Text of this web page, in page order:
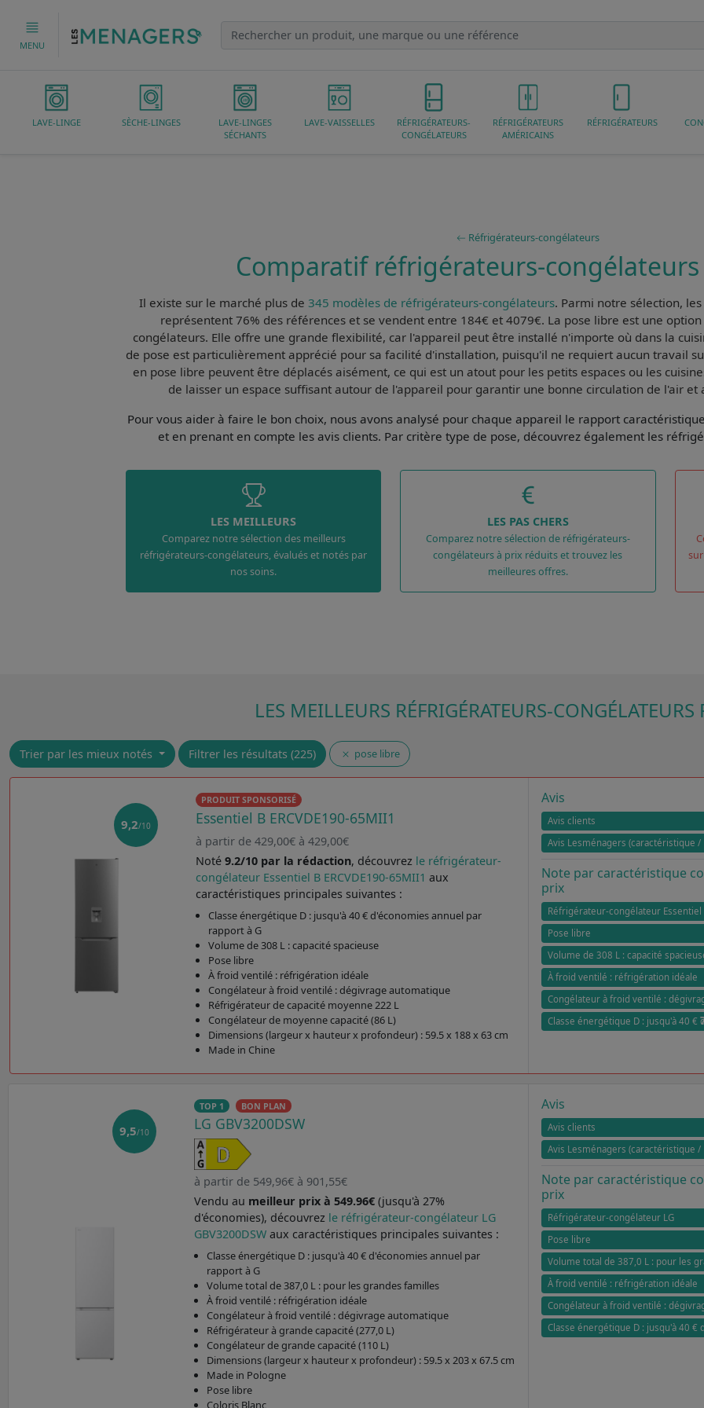
MENU
LAVE-LINGE SÈCHE-LINGES
LAVE-LINGES
SÉCHANTS
LAVE-VAISSELLES
RÉFRIGÉRATEURS-
CONGÉLATEURS
RÉFRIGÉRATEURS
AMÉRICAINS
RÉFRIGÉRATEURS
Réfrigérateurs-congélateurs
Comparatif réfrigérateurs-
Il existe sur le marché plus de 345 modèles de réfrigérateurs-congélateurs. Parmi notre sélection, les
représentent 76% des références et se vendent entre 184€ et 4079€. La pose libre est une
congélateurs. Elle offre une grande flexibilité, car l'appareil peut être installé n'importe où dans la
de pose est particulièrement apprécié pour sa facilité d'installation, puisqu'il ne requiert aucun travail
en pose libre peuvent être déplacés aisément, ce qui est un atout pour les petits espaces ou les
de laisser un espace suffisant autour de l'appareil pour garantir une bonne circulation de l'air
Pour vous aider à faire le bon choix, nous avons analysé pour chaque appareil le rapport
et en prenant en compte les avis clients. Par critère type de pose, découvrez également les
LES MEILLEURS
Comparez notre sélection des meilleurs
réfrigérateurs-congélateurs, évalués et notés par
nos soins.
LES PAS CHERS
Comparez notre sélection de réfrigérateurs-
congélateurs à prix réduits et trouvez les
meilleures offres.
LES MEILLEURS RÉFRIGÉRATEURS-CONGÉLATEURS
Trier par les mieux notés Filtrer les résultats (225) pose libre
9,2/10
PRODUIT SPONSORISÉ
Essentiel B ERCVDE190-65MII1
à partir de 429,00€ à 429,00€
Noté 9.2/10 par la rédaction, découvrez le réfrigérateur-
congélateur Essentiel B ERCVDE190-65MII1 aux
caractéristiques principales suivantes :
Classe énergétique D : jusqu'à 40 € d'économies annuel par
rapport à G
Volume de 308 L : capacité spacieuse
Pose libre
À froid ventilé : réfrigération idéale
Congélateur à froid ventilé : dégivrage automatique
Réfrigérateur de capacité moyenne 222 L
Congélateur de moyenne capacité (86 L)
Dimensions (largeur x hauteur x profondeur) : 59.5 x 188 x 63 cm
Made in Chine
Avis
Avis clients
Avis Lesménagers (caractéristique /
Note par caractéristique
prix
Réfrigérateur-congélateur Essentiel
Pose libre
Volume de 308 L : capacité
À froid ventilé : réfrigération idéale
Congélateur à froid ventilé :
Classe énergétique D : jusqu'à 40 €
9,5/10
TOP 1 BON PLAN
LG GBV3200DSW
à partir de 549,96€ à 901,55€
Vendu au meilleur prix à 549.96€ (jusqu'à 27%
d'économies), découvrez le réfrigérateur-congélateur LG
GBV3200DSWaux caractéristiques principales suivantes :
Classe énergétique D : jusqu'à 40 € d'économies annuel par
rapport à G
Volume total de 387,0 L : pour les grandes familles
À froid ventilé : réfrigération idéale
Congélateur à froid ventilé : dégivrage automatique
Réfrigérateur à grande capacité (277,0 L)
Congélateur de grande capacité (110 L)
Dimensions (largeur x hauteur x profondeur) : 59.5 x 203 x 67.5 cm
Made in Pologne
Pose libre
Coloris Blanc
Avis
Avis clients
Avis Lesménagers (caractéristique /
Note par caractéristique
prix
Réfrigérateur-congélateur LG
Pose libre
Volume total de 387,0 L : pour les
À froid ventilé : réfrigération idéale
Congélateur à froid ventilé :
Classe énergétique D : jusqu'à 40 €